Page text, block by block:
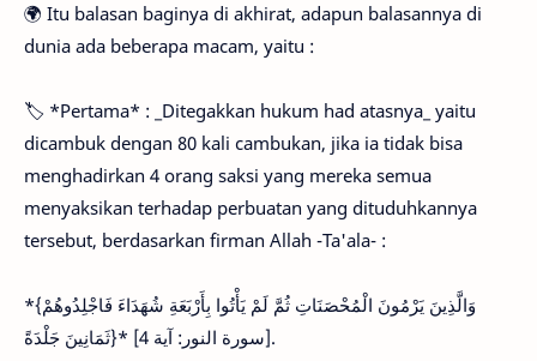
🌍 Itu balasan baginya di akhirat, adapun balasannya di
dunia ada beberapa macam, yaitu :
🏷 *Pertama* : _Ditegakkan hukum had atasnya_ yaitu
dicambuk dengan 80 kali cambukan, jika ia tidak bisa
menghadirkan 4 orang saksi yang mereka semua
menyaksikan terhadap perbuatan yang dituduhkannya
tersebut, berdasarkan firman Allah -Ta'ala- :
*{وَالَّذِينَ يَرْمُونَ الْمُحْصَنَاتِ ثُمَّ لَمْ يَأْتُوا بِأَرْبَعَةِ شُهَدَاءَ فَاجْلِدُوهُمْ
ثَمَانِينَ جَلْدَةً‏}* [سورة النور: آية 4].